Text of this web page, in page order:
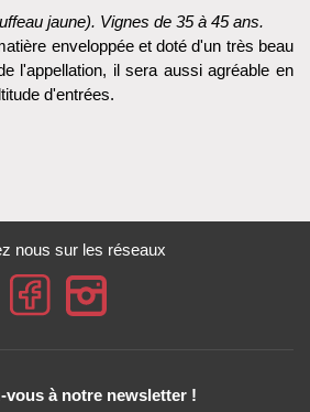
jaune). Vignes de 35 à 45 ans.
enveloppée et doté d'un très beau
l'appellation, il sera aussi agréable en
d'entrées.
nous sur les réseaux
vous à notre newsletter !